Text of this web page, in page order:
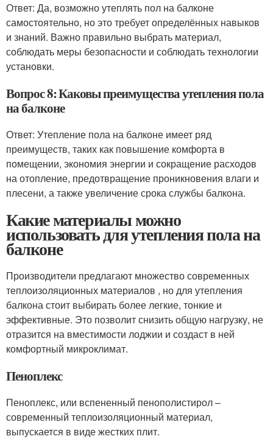
Ответ: Да, возможно утеплять пол на балконе
самостоятельно, но это требует определённых навыков
и знаний. Важно правильно выбрать материал,
соблюдать меры безопасности и соблюдать технологии
установки.
Вопрос 8: Каковы преимущества утепления пола
на балконе
Ответ: Утепление пола на балконе имеет ряд
преимуществ, таких как повышение комфорта в
помещении, экономия энергии и сокращение расходов
на отопление, предотвращение проникновения влаги и
плесени, а также увеличение срока службы балкона.
Какие материалы можно
использовать для утепления пола на
балконе
Производители предлагают множество современных
теплоизоляционных материалов , но для утепления
балкона стоит выбирать более легкие, тонкие и
эффективные. Это позволит снизить общую нагрузку, не
отразится на вместимости лоджии и создаст в ней
комфортный микроклимат.
Пеноплекс
Пеноплекс, или вспененный пенополистирол –
современный теплоизоляционный материал,
выпускается в виде жестких плит.